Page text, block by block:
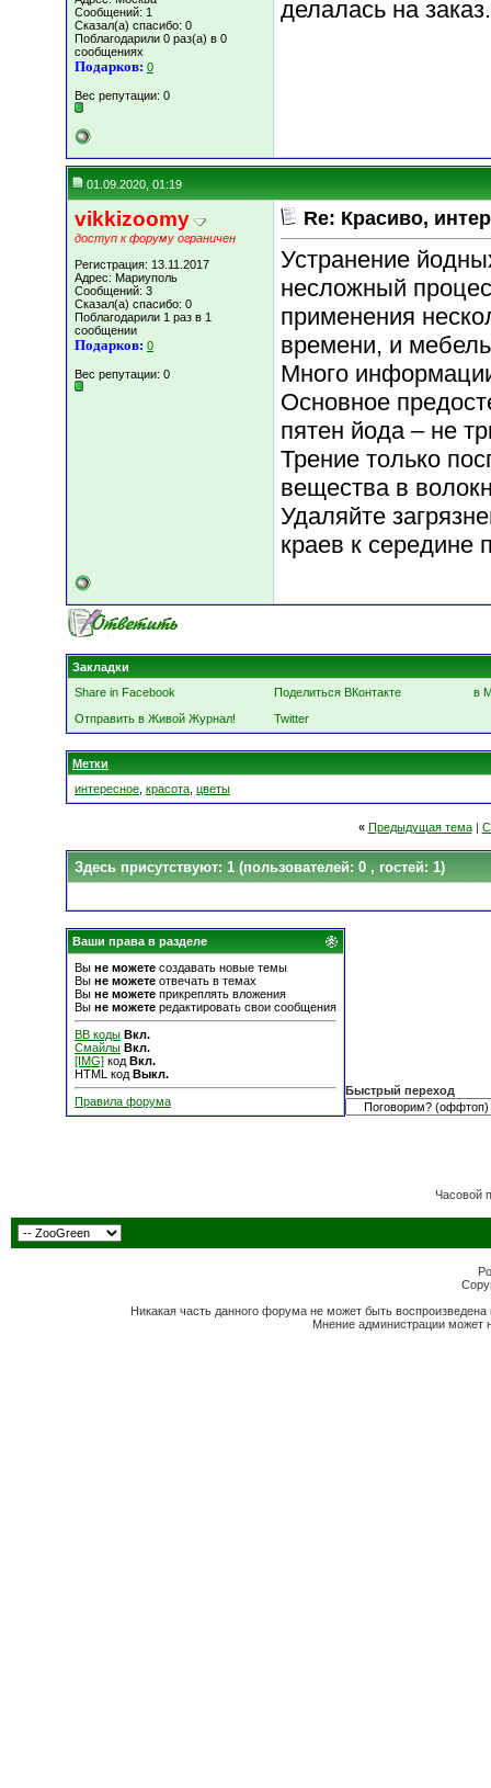
Сообщений: 1
Сказал(а) спасибо: 0
Поблагодарили 0 раз(а) в 0
сообщениях
Подарков: 0
Вес репутации: 0
делалась на заказ.
01.09.2020, 01:19
vikkizoomy
доступ к форуму ограничен
Регистрация: 13.11.2017
Адрес: Мариуполь
Сообщений: 3
Сказал(а) спасибо: 0
Поблагодарили 1 раз в 1
сообщении
Подарков: 0
Вес репутации: 0
Re: Красиво,
Устранение
несложный
применения
времени, и
Много
Основное
пятен йода – не
Трение только
вещества в
Удаляйте
краев к середине
Закладки
Share in Facebook
Поделиться ВКонтакте
в
Отправить в Живой Журнал!
Twitter
Метки
интересное красота цветы
« Предыдущая тема|
Здесь присутствуют: 1 (пользователей: 0 , гостей: 1)
Ваши права в разделе
Вы не можете создавать новые темы
Вы не можете отвечать в темах
Вы не можете прикреплять вложения
Вы не можете редактировать свои сообщения
BB коды Вкл.
Смайлы Вкл.
[IMG] код Вкл.
HTML код Выкл.
Правила форума
Быстрый переход
Часовой
Никакая часть данного форума не может быть
Мнение администрации может